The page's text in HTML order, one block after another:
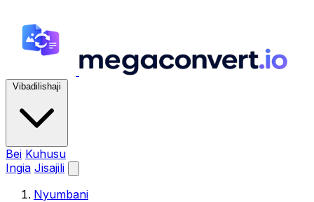
Vibadilishaji
Bei Kuhusu
Ingia Jisajili
Nyumbani